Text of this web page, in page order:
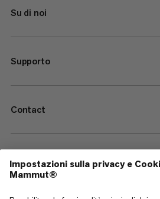
Su di noi
Supporto
Contact